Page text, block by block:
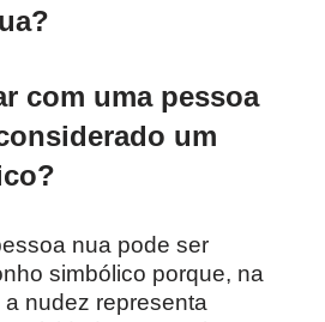
com uma pessoa
um
nua pode ser
simbólico porque, na
nudez representa